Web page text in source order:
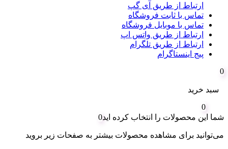
ارتباط از طریق آی گپ
تماس با ثابت فروشگاه
تماس با موبایل فروشگاه
ارتباط از طریق واتس اپ
ارتباط از طریق تلگرام
پیج اینستاگرام
0
سبد خرید
0
شما این محصولات را انتخاب کرده اید0
می‌توانید برای مشاهده محصولات بیشتر به صفحات زیر بروید